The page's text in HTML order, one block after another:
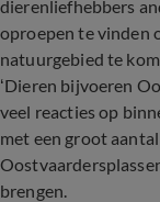
dierenliefhebbers
oproepen te vinden
natuurgebied te
‘Dieren bijvoeren
veel reacties op
met een groot
brengen.